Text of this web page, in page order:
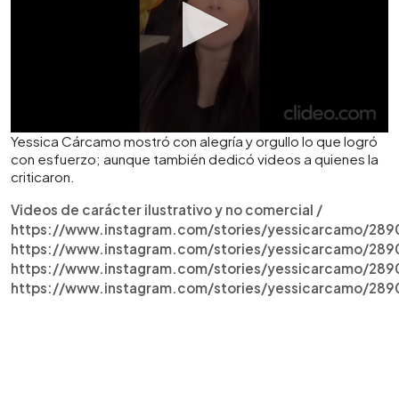
Yessica Cárcamo mostró con alegría y orgullo lo que logró
con esfuerzo; aunque también dedicó videos a quienes la
criticaron.
Videos de carácter ilustrativo y no comercial /
https://www.instagram.com/stories/yessicarcamo/
https://www.instagram.com/stories/yessicarcamo/
https://www.instagram.com/stories/yessicarcamo/
https://www.instagram.com/stories/yessicarcamo/